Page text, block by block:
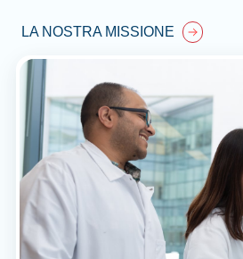
LA NOSTRA MISSIONE